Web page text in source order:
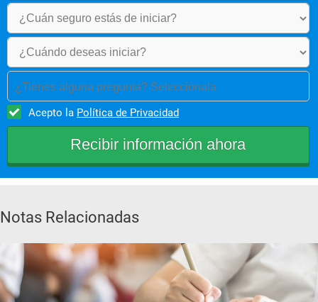
¿Tienes alguna pregunta? Selecciónala
Acepto la Política de Privacidad
Notas Relacionadas